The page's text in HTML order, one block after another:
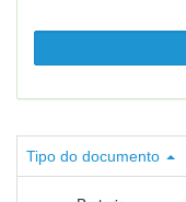
Tipo do documento